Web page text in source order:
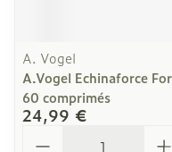
A. Vogel
A.Vogel Echinaforce
60 comprimés
24,99 €